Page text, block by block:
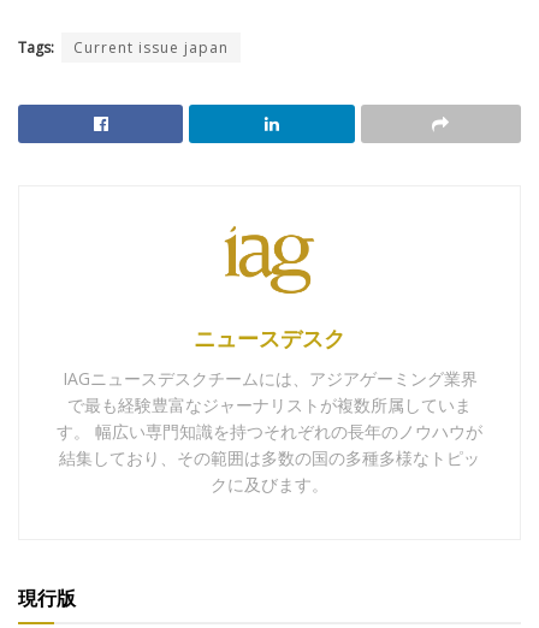
Tags: Current issue japan
ニュースデスク
IAGニュースデスクチームには、アジアゲーミング業界
で最も経験豊富なジャーナリストが複数所属していま
す。 幅広い専門知識を持つそれぞれの長年のノウハウが
結集しており、その範囲は多数の国の多種多様なトピッ
クに及びます。
現行版